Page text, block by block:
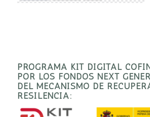
PROGRAMA KIT DIGITAL
POR LOS FONDOS NEXT
DEL MECANISMO DE
RESILENCIA: